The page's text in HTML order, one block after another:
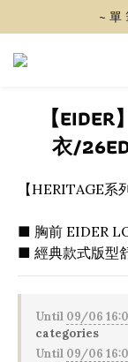
~ 單
~ 單
【
衣/
【HERITAGE系
■ 胸前 EIDER
■ 經典款式版型
Until 09/06
categories
Until 09/06